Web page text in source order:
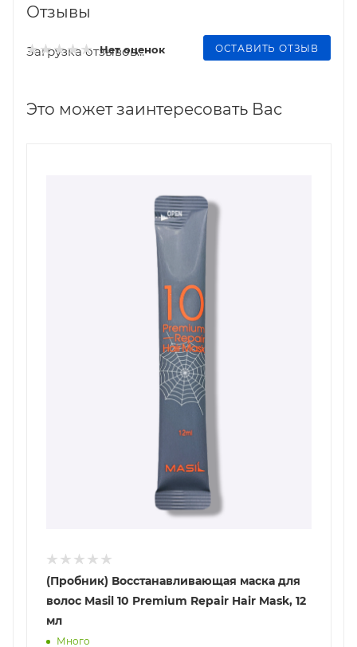
Отзывы
Нет оценок ОСТАВИТЬ ОТЗЫВ
Загрузка отзывов...
Это может заинтересовать Вас
(Пробник) Восстанавливающая маска для
волос Masil 10 Premium Repair Hair Mask, 12
мл
Много